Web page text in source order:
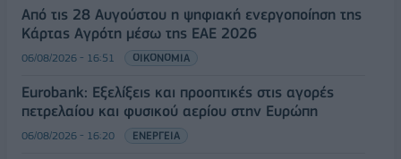
Από τις 28 Αυγούστου η ψηφιακή ενεργοποίηση της
Κάρτας Αγρότη μέσω της ΕΑΕ 2026
06/08/2026 - 16:51 ΟΙΚΟΝΟΜΙΑ
Eurobank: Εξελίξεις και προοπτικές στις αγορές
πετρελαίου και φυσικού αερίου στην Ευρώπη
06/08/2026 - 16:20 ΕΝΕΡΓΕΙΑ